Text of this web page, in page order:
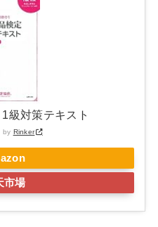
級対策テキスト
by Rinker
市場